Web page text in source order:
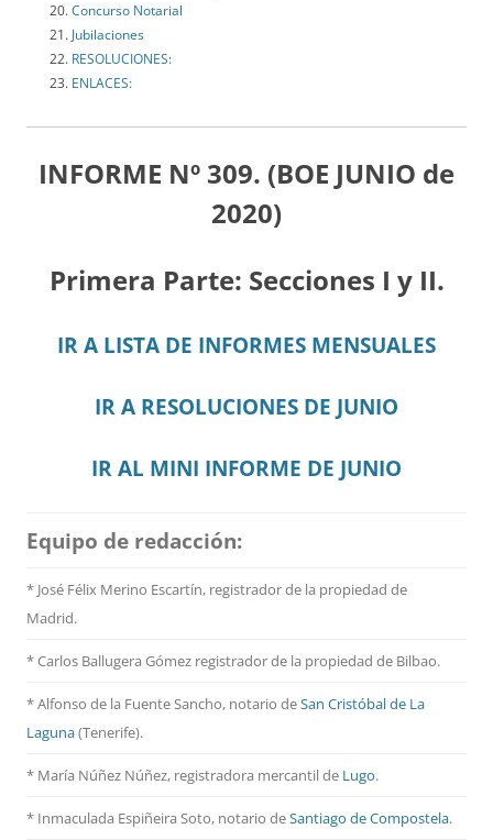
Concurso Notarial
Jubilaciones
RESOLUCIONES:
ENLACES:
INFORME Nº 309. (BOE JUNIO de
2020)
Primera Parte: Secciones I y II.
IR A LISTA DE INFORMES MENSUALES
IR A RESOLUCIONES DE JUNIO
IR AL MINI INFORME DE JUNIO
Equipo de redacción:
* José Félix Merino Escartín, registrador de la propiedad de
Madrid.
* Carlos Ballugera Gómez registrador de la propiedad de Bilbao.
* Alfonso de la Fuente Sancho, notario deSan Cristóbal de La
Laguna(Tenerife).
* María Núñez Núñez, registradora mercantil de Lugo.
* Inmaculada Espiñeira Soto, notario deSantiago de Compostela.